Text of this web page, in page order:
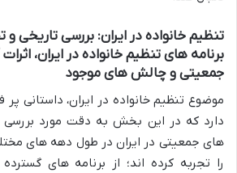
تنظیم خانواده در ایران: بررسی تاریخی
برنامه های تنظیم خانواده در ایران،
جمعیتی و چالش های موجود
موضوع تنظیم خانواده در ایران، داستانی
دارد که در این بخش به دقت مورد بررسی
های جمعیتی در ایران در طول دهه های
را تجربه کرده اند؛ از برنامه های